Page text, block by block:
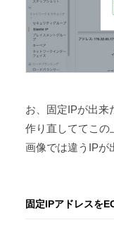
お、固定IPが出来
作り直しててこの
画像では違うIPが
固定IPアドレスを